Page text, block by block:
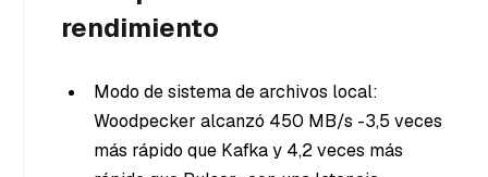
rendimiento
Modo de sistema de archivos local:
Woodpecker alcanzó 450 MB/s -3,5 veces
más rápido que Kafka y 4,2 veces más